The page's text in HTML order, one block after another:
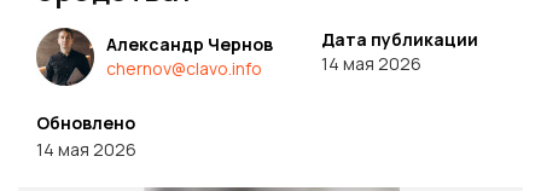
Александр Чернов
chernov@clavo.info
Дата публикации
14 мая 2026
Обновлено
14 мая 2026